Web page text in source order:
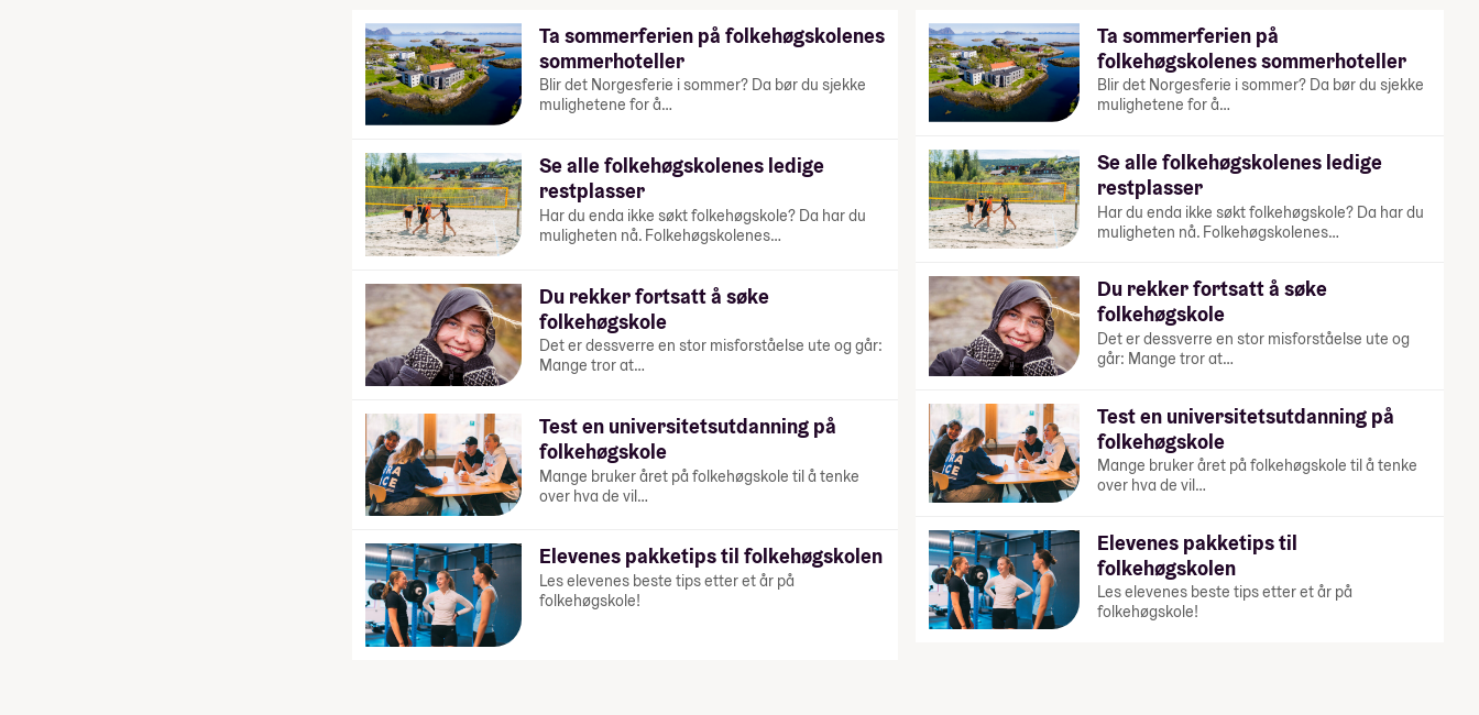
Ta sommerferien på folkehøgskolenes
sommerhoteller
Blir det Norgesferie i sommer? Da bør du sjekke
mulighetene for å…
Se alle folkehøgskolenes ledige
restplasser
Har du enda ikke søkt folkehøgskole? Da har du
muligheten nå. Folkehøgskolenes…
Du rekker fortsatt å søke
folkehøgskole
Det er dessverre en stor misforståelse ute og går:
Mange tror at…
Test en universitetsutdanning på
folkehøgskole
Mange bruker året på folkehøgskole til å tenke
over hva de vil…
Elevenes pakketips til folkehøgskolen
Les elevenes beste tips etter et år på
folkehøgskole!
Ta sommerferien på
folkehøgskolenes sommerhoteller
Blir det Norgesferie i sommer? Da bør du sjekke
mulighetene for å…
Se alle folkehøgskolenes ledige
restplasser
Har du enda ikke søkt folkehøgskole? Da har du
muligheten nå. Folkehøgskolenes…
Du rekker fortsatt å søke
folkehøgskole
Det er dessverre en stor misforståelse ute og
går: Mange tror at…
Test en universitetsutdanning på
folkehøgskole
Mange bruker året på folkehøgskole til å tenke
over hva de vil…
Elevenes pakketips til
folkehøgskolen
Les elevenes beste tips etter et år på
folkehøgskole!